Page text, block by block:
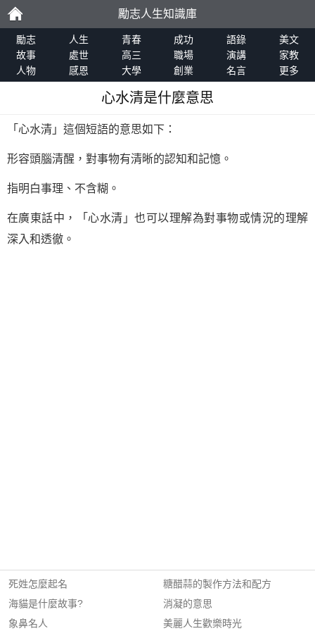
勵
志
勵志人生知識庫
勵志 人生 青春 成功 語錄
美文
故事
處世 高三 職場 演講
家教
人物
感恩 大學 創業 名言 更多
心水清是什麼意思
「心水清」這個短語的意思如下：
形容頭腦清醒，對事物有清晰的認知和記憶。
指明白事理、不含糊。
在廣東話中，「心水清」也可以理解為對事物或情況的理解
深入和透徹。
死姓怎麼起名
海貓是什麼故事?
象鼻名人
糖醋蒜的製作方法和配方
消凝的意思
美麗人生歡樂時光